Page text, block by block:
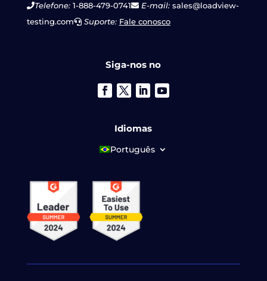
Telefone:1-888-479-0741 E-mail:sales@loadview-
testing.com
Suporte: Fale conosco
Siga-nos no
Idiomas
Português